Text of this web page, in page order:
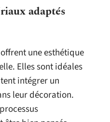
adaptés
une esthétique
Elles sont idéales
intégrer un
leur décoration.